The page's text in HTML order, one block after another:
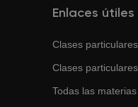
Enlaces útiles
Clases particulares
Clases
Todas las materias